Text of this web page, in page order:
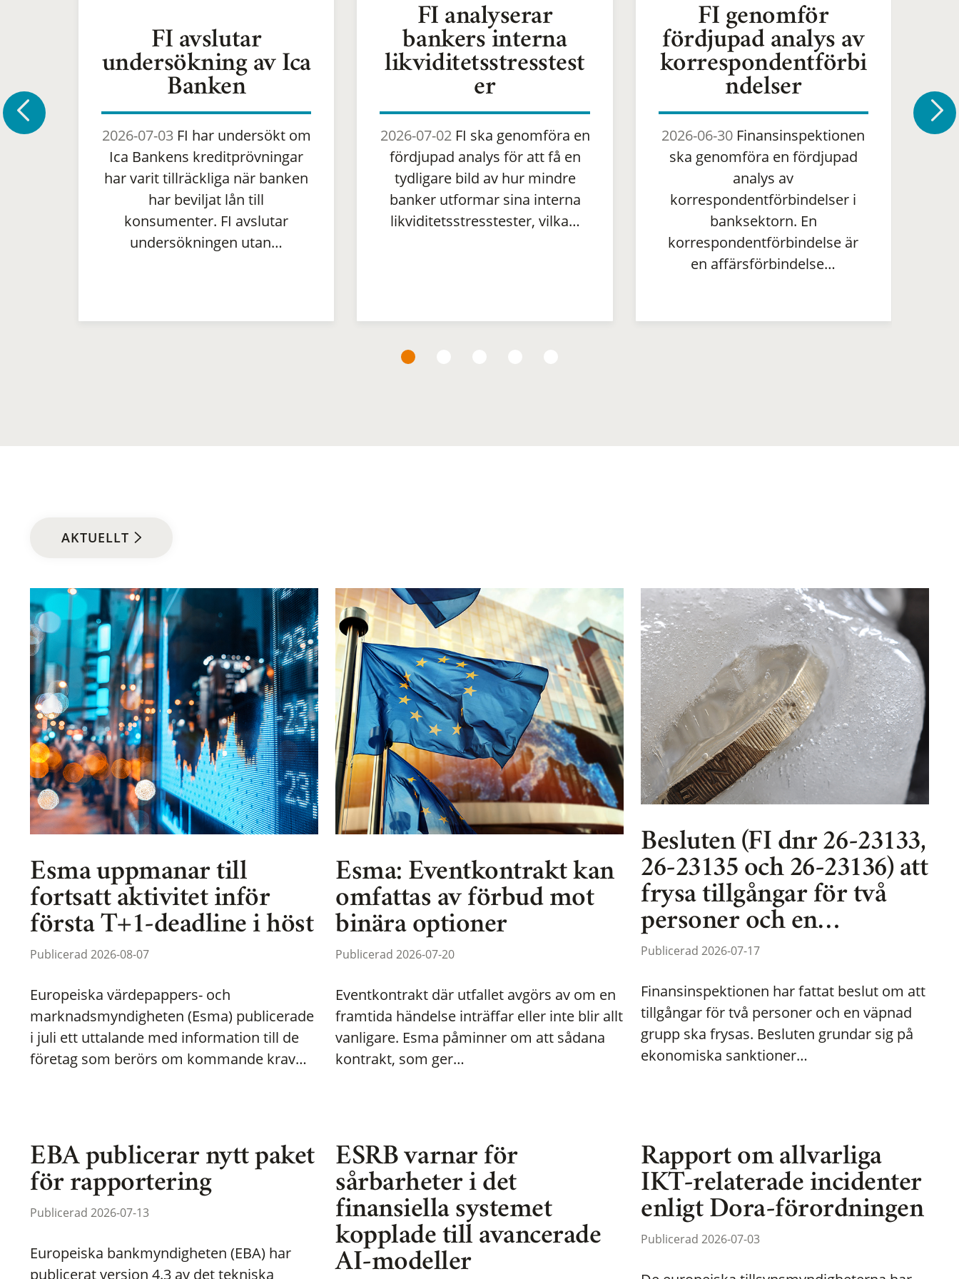
FI avslutar
undersökning av Ica
Banken
2026-07-03FI har undersökt om
Ica Bankens kreditprövningar
har varit tillräckliga när banken
har beviljat lån till
konsumenter. FI avslutar
undersökningen utan…
FI analyserar
bankers interna
likviditetsstresstest
er
2026-07-02FI ska genomföra en
fördjupad analys för att få en
tydligare bild av hur mindre
banker utformar sina interna
likviditetsstresstester, vilka…
FI genomför
fördjupad analys av
korrespondentförbi
ndelser
2026-06-30 Finansinspektionen
ska genomföra en fördjupad
analys av
korrespondentförbindelser i
banksektorn. En
korrespondentförbindelse är
en affärsförbindelse…
AKTUELLT
Esma uppmanar till
fortsatt aktivitet inför
första T+1-deadline i höst
Publicerad 2026-08-07
Europeiska värdepappers- och
marknadsmyndigheten (Esma) publicerade
i juli ett uttalande med information till de
företag som berörs om kommande krav…
Esma: Eventkontrakt kan
omfattas av förbud mot
binära optioner
Publicerad 2026-07-20
Eventkontrakt där utfallet avgörs av om en
framtida händelse inträffar eller inte blir allt
vanligare. Esma påminner om att sådana
kontrakt, som ger…
Besluten (FI dnr 26-23133,
26-23135 och 26-23136) att
frysa tillgångar för två
personer och en…
Publicerad 2026-07-17
Finansinspektionen har fattat beslut om att
tillgångar för två personer och en väpnad
grupp ska frysas. Besluten grundar sig på
ekonomiska sanktioner…
EBA publicerar nytt paket
för rapportering
Publicerad 2026-07-13
Europeiska bankmyndigheten (EBA) har
publicerat version 4.3 av det tekniska
ESRB varnar för
sårbarheter i det
finansiella systemet
kopplade till avancerade
AI-modeller
Rapport om allvarliga
IKT-relaterade incidenter
enligt Dora-förordningen
Publicerad 2026-07-03